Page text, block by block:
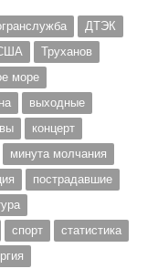
ДТЭК
Труханов
море
выходные
концерт
минута молчания
пострадавшие
спорт
статистика